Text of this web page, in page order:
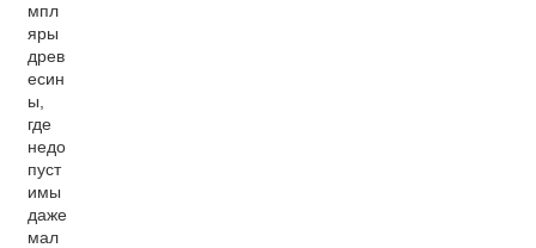
мпл
яры
древ
есин
ы,
где
недо
пуст
имы
даже
мал